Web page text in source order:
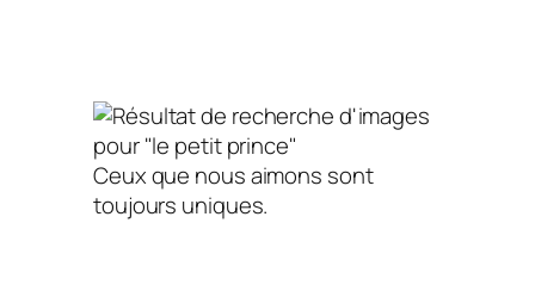
Ceux que nous aimons sont
toujours uniques.